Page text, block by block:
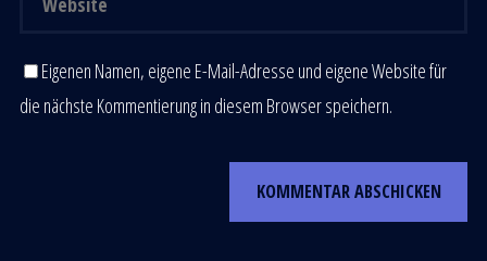
Eigenen Namen, eigene E-Mail-Adresse und eigene Website für
die nächste Kommentierung in diesem Browser speichern.